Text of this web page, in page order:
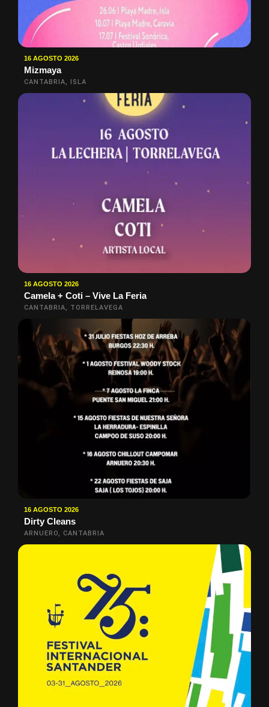
16 AGOSTO 2026
Mizmaya
CANTABRIA, ISLA
16 AGOSTO 2026
Camela + Coti – Vive La Feria
CANTABRIA, TORRELAVEGA
16 AGOSTO 2026
Dirty Cleans
ARNUERO, CANTABRIA